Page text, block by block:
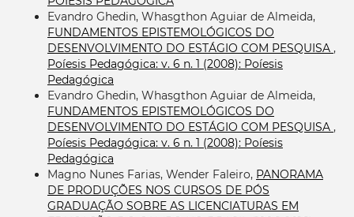
Evandro Ghedin, Whasgthon Aguiar de Almeida,
FUNDAMENTOS EPISTEMOLÓGICOS DO
DESENVOLVIMENTO DO ESTÁGIO COM PESQUISA ,
Poíesis Pedagógica: v. 6 n. 1 (2008): Poíesis
Pedagógica
Evandro Ghedin, Whasgthon Aguiar de Almeida,
FUNDAMENTOS EPISTEMOLÓGICOS DO
DESENVOLVIMENTO DO ESTÁGIO COM PESQUISA ,
Poíesis Pedagógica: v. 6 n. 1 (2008): Poíesis
Pedagógica
Magno Nunes Farias, Wender Faleiro, PANORAMA
DE PRODUÇÕES NOS CURSOS DE PÓS
GRADUAÇÃO SOBRE AS LICENCIATURAS EM